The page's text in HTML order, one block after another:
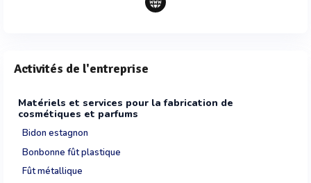
Activités de l'entreprise
Matériels et services pour la fabrication de
cosmétiques et parfums
Bidon estagnon
Bonbonne fût plastique
Fût métallique